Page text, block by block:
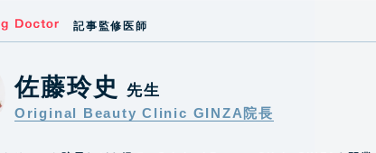
記事監修医師
佐藤玲史 先生
Original Beauty Clinic GINZA院長